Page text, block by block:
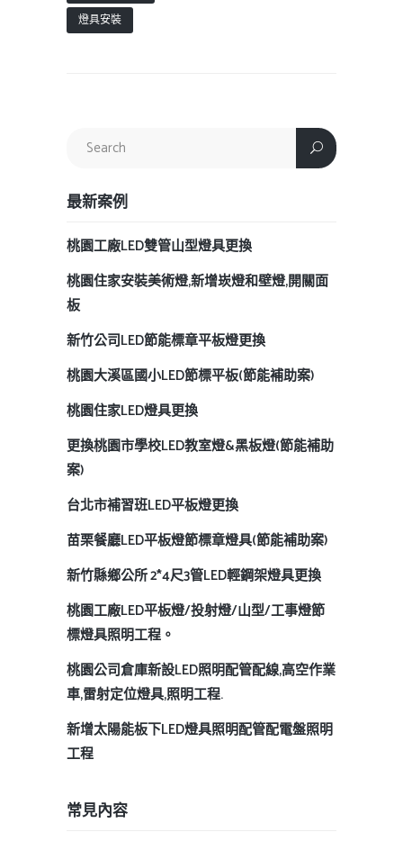
燈具安裝
最新案例
桃園工廠LED雙管山型燈具更換
桃園住家安裝美術燈,新增崁燈和壁燈,開關面
板
新竹公司LED節能標章平板燈更換
桃園大溪區國小LED節標平板(節能補助案)
桃園住家LED燈具更換
更換桃園市學校LED教室燈&黑板燈(節能補助
案)
台北市補習班LED平板燈更換
苗栗餐廳LED平板燈節標章燈具(節能補助案)
新竹縣鄉公所 2*4尺3管LED輕鋼架燈具更換
桃園工廠LED平板燈/投射燈/山型/工事燈節
標燈具照明工程。
桃園公司倉庫新設LED照明配管配線,高空作業
車,雷射定位燈具,照明工程.
新增太陽能板下LED燈具照明配管配電盤照明
工程
常見內容